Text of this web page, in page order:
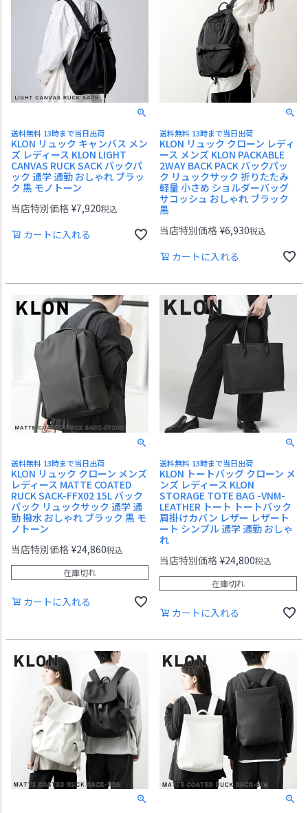
送料無料 13時まで当日出荷
KLON リュック キャンバス メン
ズ レディース KLON LIGHT
CANVAS RUCK SACK バックパ
ック 通学 通勤 おしゃれ ブラッ
ク 黒 モノトーン
当店特別価格 ¥7,920税込
カートに入れる
送料無料 13時まで当日出荷
KLON リュック クローン レディ
ース メンズ KLON PACKABLE
2WAY BACK PACK バックパッ
ク リュックサック 折りたたみ
軽量 小さめ ショルダーバッグ
サコッシュ おしゃれ ブラック
黒
当店特別価格 ¥6,930税込
カートに入れる
送料無料 13時まで当日出荷
KLON リュック クローン メンズ
レディース MATTE COATED
RUCK SACK-FFX02 15L バック
パック リュックサック 通学 通
勤 撥水 おしゃれ ブラック 黒 モ
ノトーン
当店特別価格 ¥24,860税込
在庫切れ
カートに入れる
送料無料 13時まで当日出荷
KLON トートバッグ クローン メ
ンズ レディース KLON
STORAGE TOTE BAG -VNM-
LEATHER トート トートバック
肩掛けカバン レザー レザート
ート シンプル 通学 通勤 おしゃ
れ
当店特別価格 ¥24,800税込
在庫切れ
カートに入れる